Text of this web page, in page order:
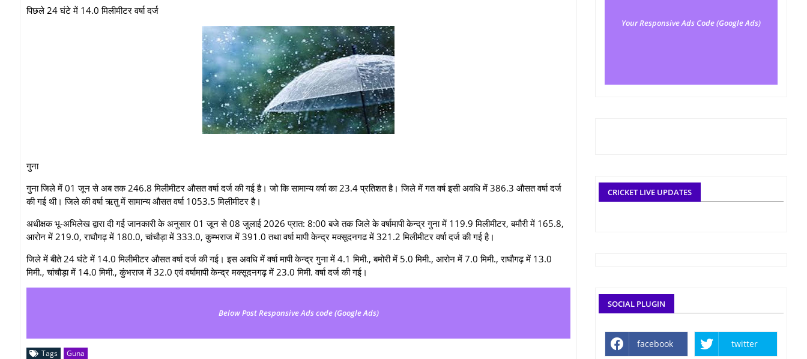
पिछले 24 घंटे में 14.0 मिलीमीटर वर्षा दर्ज
गुना
गुना जिले में 01 जून से अब तक 246.8 मिलीमीटर औसत वर्षा दर्ज की गई है। जो कि सामान्य वर्षा का 23.4 प्रतिशत है। जिले में गत वर्ष इसी अवधि में 386.3 औसत वर्षा दर्ज
की गई थी। जिले की वर्षा ऋतु में सामान्य औसत वर्षा 1053.5 मिलीमीटर है।
अधीक्षक भू-अभिलेख द्वारा दी गई जानकारी के अनुसार 01 जून से 08 जुलाई 2026 प्रात: 8:00 बजे तक जिले के वर्षामापी केन्द्र गुना में 119.9 मिलीमीटर, बमौरी में 165.8,
आरोन में 219.0, राघौगढ़ में 180.0, चांचौड़ा में 333.0, कुम्भराज में 391.0 तथा वर्षा मापी केन्द्र मक्‍सूदनगढ में 321.2 मिलीमीटर वर्षा दर्ज की गई है।
जिले में बीते 24 घंटे में 14.0 मिलीमीटर औसत वर्षा दर्ज की गई। इस अवधि में वर्षा मापी केन्द्र गुना में 4.1 मिमी., बमोरी में 5.0 मिमी., आरोन में 7.0 मिमी., राघौगढ़ में 13.0
मिमी., चांचौड़ा में 14.0 मिमी., कुंभराज में 32.0 एवं वर्षामापी केन्द्र मक्‍सूदनगढ़ में 23.0 मिमी. वर्षा दर्ज की गई।
Below Post Responsive Ads code (Google Ads)
Tags Guna
Your Responsive Ads Code (Google Ads)
CRICKET LIVE UPDATES
SOCIAL PLUGIN
facebook twitter